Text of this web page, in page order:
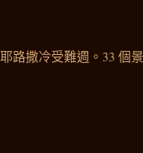
路撒冷受難週。33 個